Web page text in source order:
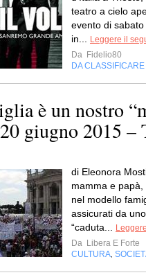
teatro a cielo
evento di
in...
Leggere il
Da Fidelio80
DA CLASSIFICARE
è un nostro
giugno 2015 –
di Eleonora
mamma e
nel modello
assicurati da
“caduta...
Da Libera E Forte
CULTURA